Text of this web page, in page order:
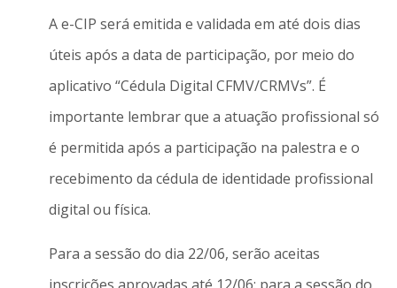
A e-CIP será emitida e validada em até dois dias
úteis após a data de participação, por meio do
aplicativo “Cédula Digital CFMV/CRMVs”. É
importante lembrar que a atuação profissional só
é permitida após a participação na palestra e o
recebimento da cédula de identidade profissional
digital ou física.
Para a sessão do dia 22/06, serão aceitas